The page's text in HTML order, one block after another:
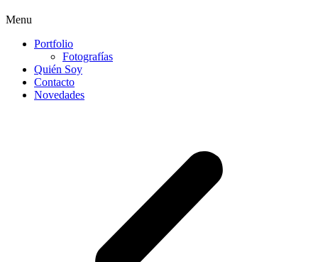
Menu
Portfolio
Fotografías
Quién Soy
Contacto
Novedades